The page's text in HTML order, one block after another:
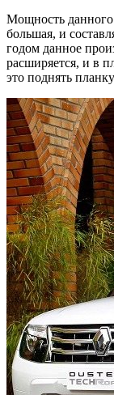
Мощность
большая, и
годом данное
расширяется, и в
это поднять